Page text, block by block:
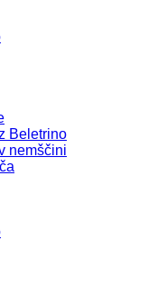
Beletrino
nemščini